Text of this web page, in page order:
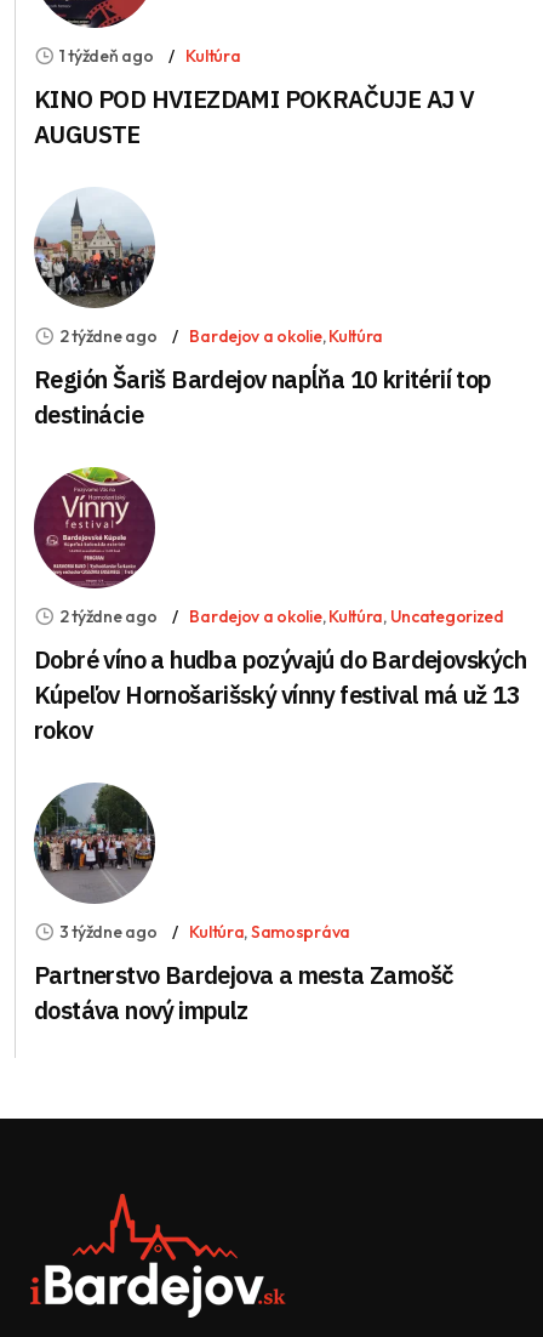
1 týždeň ago Kultúra
KINO POD HVIEZDAMI POKRAČUJE AJ V
AUGUSTE
2 týždne ago Bardejov a okolie,Kultúra
Región Šariš Bardejov napĺňa 10 kritérií top
destinácie
2 týždne ago Bardejov a okolie,Kultúra, Uncategorized
Dobré víno a hudba pozývajú do Bardejovských
Kúpeľov Hornošarišský vínny festival má už 13
rokov
3 týždne ago Kultúra,Samospráva
Partnerstvo Bardejova a mesta Zamošč
dostáva nový impulz